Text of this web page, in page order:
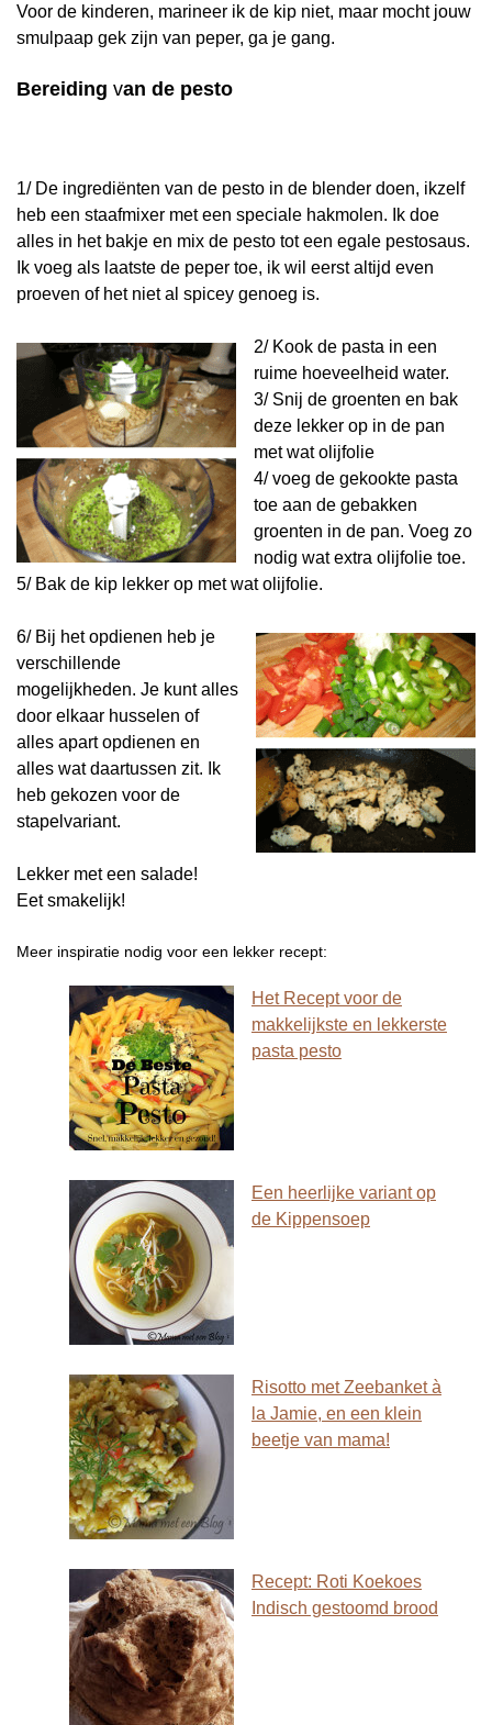
Voor de kinderen, marineer ik de kip niet, maar mocht jouw
smulpaap gek zijn van peper, ga je gang.
Bereiding van de pesto
1/ De ingrediënten van de pesto in de blender doen, ikzelf
heb een staafmixer met een speciale hakmolen. Ik doe
alles in het bakje en mix de pesto tot een egale pestosaus.
Ik voeg als laatste de peper toe, ik wil eerst altijd even
proeven of het niet al spicey genoeg is.
2/ Kook de pasta in een
ruime hoeveelheid water.
3/ Snij de groenten en bak
deze lekker op in de pan
met wat olijfolie
4/ voeg de gekookte pasta
toe aan de gebakken
groenten in de pan. Voeg zo
nodig wat extra olijfolie toe.
5/ Bak de kip lekker op met wat olijfolie.
6/ Bij het opdienen heb je
verschillende
mogelijkheden. Je kunt alles
door elkaar husselen of
alles apart opdienen en
alles wat daartussen zit. Ik
heb gekozen voor de
stapelvariant.
Lekker met een salade!
Eet smakelijk!
Meer inspiratie nodig voor een lekker recept:
Het Recept voor de
makkelijkste en lekkerste
pasta pesto
Een heerlijke variant op
de Kippensoep
Risotto met Zeebanket à
la Jamie, en een klein
beetje van mama!
Recept: Roti Koekoes
Indisch gestoomd brood